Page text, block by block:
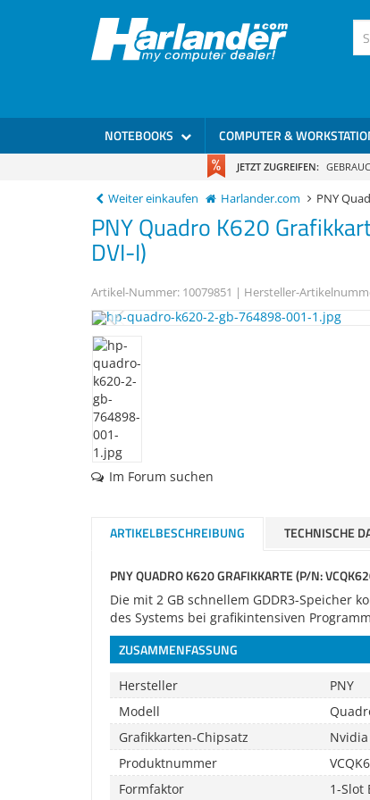
NOTEBOOKS COMPUTER &
JETZT ZUGREIFEN:
Weiter einkaufen Harlander.com PNY
PNYQuadro K620
DVI-I)
Artikel-Nummer: 10079851 | Hersteller-
Im Forum suchen
ARTIKELBESCHREIBUNG TECHNISCHE
PNY QUADRO K620 GRAFIKKARTE (P/N:
Die mit 2 GB schnellem GDDR3-Speicher
des Systems bei grafikintensiven
ZUSAMMENFASSUNG
Hersteller
PNY
Modell
Grafikkarten-Chipsatz
Produktnummer
Formfaktor
1-Slot